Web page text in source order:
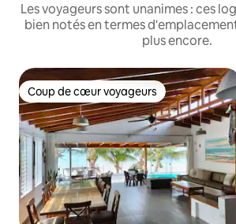
Les voyageurs sont unanimes : ces
bien notés en termes
plus encore.
Coup de cœur voyageurs
Coup de cœur voyageurs